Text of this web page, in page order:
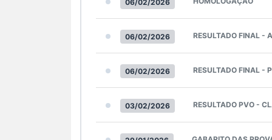
06/02/2026
06/02/2026 RESULTADO FINAL -
06/02/2026 RESULTADO FINAL -
03/02/2026 RESULTADO PVO -